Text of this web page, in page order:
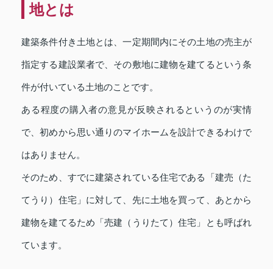
地とは
建築条件付き土地とは、一定期間内にその土地の売主が
指定する建設業者で、その敷地に建物を建てるという条
件が付いている土地のことです。
ある程度の購入者の意見が反映されるというのが実情
で、初めから思い通りのマイホームを設計できるわけで
はありません。
そのため、すでに建築されている住宅である「建売（た
てうり）住宅」に対して、先に土地を買って、あとから
建物を建てるため「売建（うりたて）住宅」とも呼ばれ
ています。